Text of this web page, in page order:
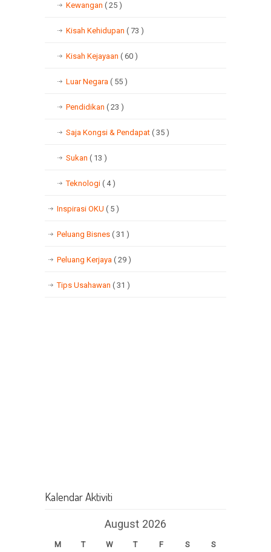
Kewangan ( 25 )
Kisah Kehidupan ( 73 )
Kisah Kejayaan ( 60 )
Luar Negara ( 55 )
Pendidikan ( 23 )
Saja Kongsi & Pendapat ( 35 )
Sukan ( 13 )
Teknologi ( 4 )
Inspirasi OKU ( 5 )
Peluang Bisnes ( 31 )
Peluang Kerjaya ( 29 )
Tips Usahawan ( 31 )
Kalendar Aktiviti
August 2026
M T W T F S
S